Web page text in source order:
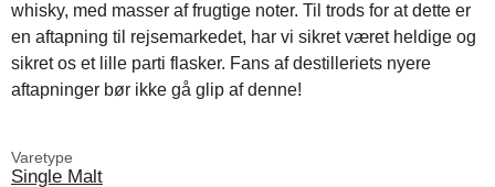
whisky, med masser af frugtige noter. Til trods for at dette er
en aftapning til rejsemarkedet, har vi sikret været heldige og
sikret os et lille parti flasker. Fans af destilleriets nyere
aftapninger bør ikke gå glip af denne!
Varetype
Single Malt